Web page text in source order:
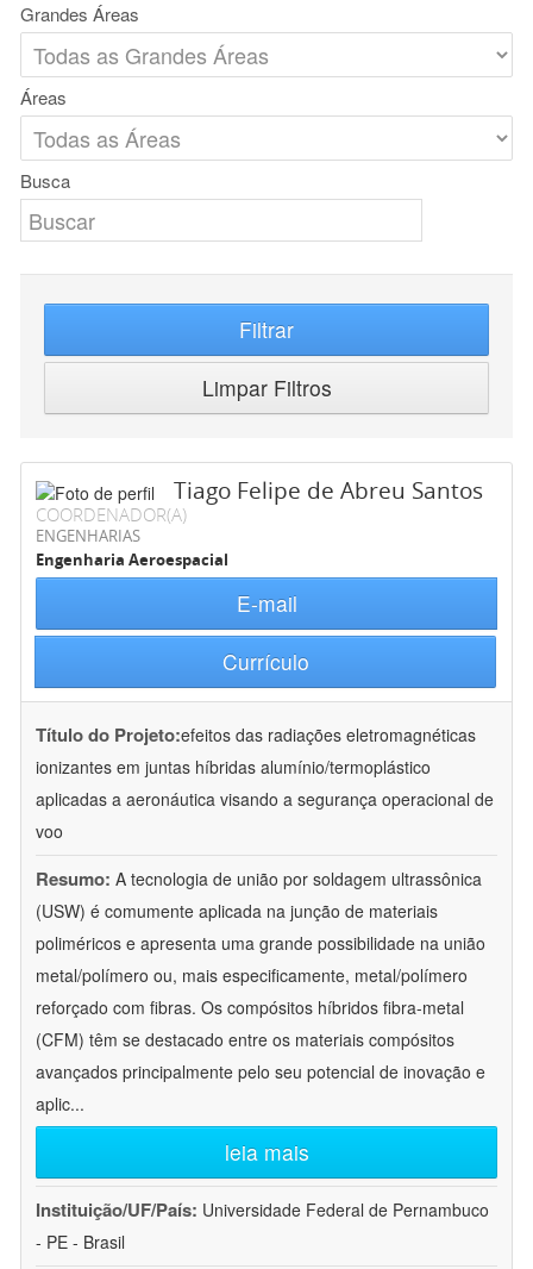
Grandes Áreas
Áreas
Busca
Filtrar
Limpar Filtros
Tiago Felipe de Abreu Santos
COORDENADOR(A)
ENGENHARIAS
Engenharia Aeroespacial
E-mail
Currículo
Título do Projeto:efeitos das radiações eletromagnéticas
ionizantes em juntas híbridas alumínio/termoplástico
aplicadas a aeronáutica visando a segurança operacional de
voo
Resumo: A tecnologia de união por soldagem ultrassônica
(USW) é comumente aplicada na junção de materiais
poliméricos e apresenta uma grande possibilidade na união
metal/polímero ou, mais especificamente, metal/polímero
reforçado com fibras. Os compósitos híbridos fibra-metal
(CFM) têm se destacado entre os materiais compósitos
avançados principalmente pelo seu potencial de inovação e
aplic...
leia mais
Instituição/UF/País: Universidade Federal de Pernambuco
- PE - Brasil